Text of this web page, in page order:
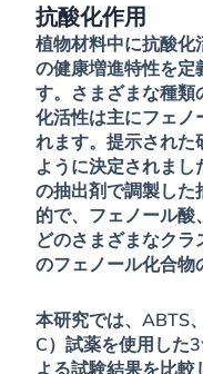
抗酸化作用
植物材料中に抗酸化
の健康増進特性を定
す。さまざまな種類
化活性は主にフェノ
れます。提示された
ように決定されま
の抽出剤で調製した
的で、フェノール
どのさまざまなク
のフェノール化合物
本研究では、ABTS
C）試薬を使用した
よる試験結果を比